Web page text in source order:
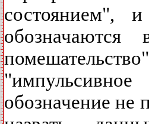
состоянием",
обозначение не